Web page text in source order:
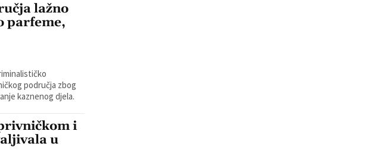
lažno
parfeme,
područja zbog
kaznenog djela.
i
u